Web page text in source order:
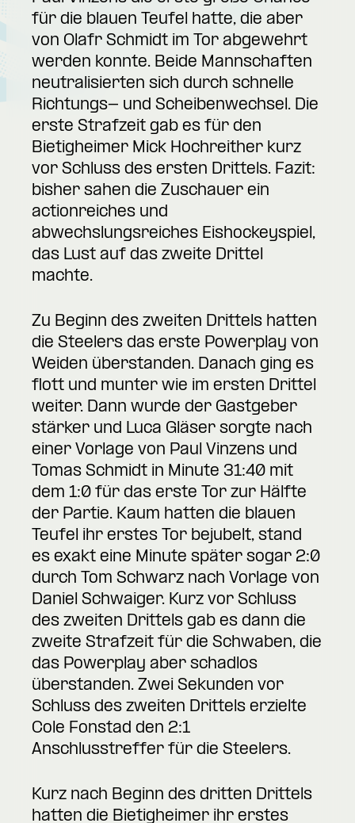
für die blauen Teufel hatte, die aber
von Olafr Schmidt im Tor abgewehrt
werden konnte. Beide Mannschaften
neutralisierten sich durch schnelle
Richtungs- und Scheibenwechsel. Die
erste Strafzeit gab es für den
Bietigheimer Mick Hochreither kurz
vor Schluss des ersten Drittels. Fazit:
bisher sahen die Zuschauer ein
actionreiches und
abwechslungsreiches Eishockeyspiel,
das Lust auf das zweite Drittel
machte.
Zu Beginn des zweiten Drittels hatten
die Steelers das erste Powerplay von
Weiden überstanden. Danach ging es
flott und munter wie im ersten Drittel
weiter. Dann wurde der Gastgeber
stärker und Luca Gläser sorgte nach
einer Vorlage von Paul Vinzens und
Tomas Schmidt in Minute 31:40 mit
dem 1:0 für das erste Tor zur Hälfte
der Partie. Kaum hatten die blauen
Teufel ihr erstes Tor bejubelt, stand
es exakt eine Minute später sogar 2:0
durch Tom Schwarz nach Vorlage von
Daniel Schwaiger. Kurz vor Schluss
des zweiten Drittels gab es dann die
zweite Strafzeit für die Schwaben, die
das Powerplay aber schadlos
überstanden. Zwei Sekunden vor
Schluss des zweiten Drittels erzielte
Cole Fonstad den 2:1
Anschlusstreffer für die Steelers.
Kurz nach Beginn des dritten Drittels
hatten die Bietigheimer ihr erstes